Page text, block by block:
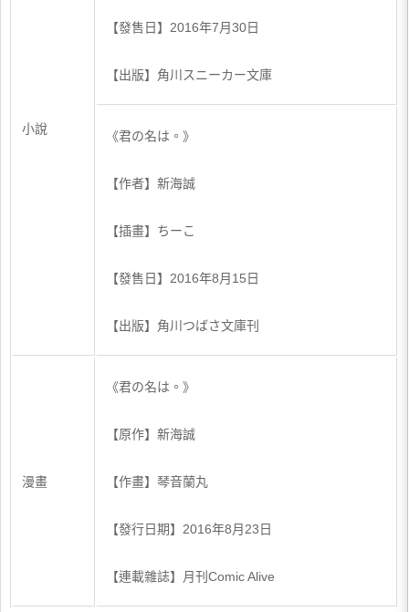
小說
【發售日】2016年7月30日
【出版】角川スニーカー文庫
《君の名は。》
【作者】新海誠
【插畫】ちーこ
【發售日】2016年8月15日
【出版】角川つばさ文庫刊
漫畫
《君の名は。》
【原作】新海誠
【作畫】琴音蘭丸
【發行日期】2016年8月23日
【連載雜誌】月刊Comic Alive